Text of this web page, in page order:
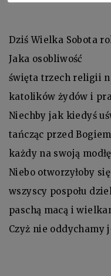
Dziś Wielka Sobota
Jaka osobliwość
święta trzech religii
katolików żydów i
Niechby jak kiedyś
tańcząc przed Bogiem
każdy na swoją modłę
Niebo otworzyłoby
wszyscy pospołu
paschą macą i
Czyż nie oddychamy